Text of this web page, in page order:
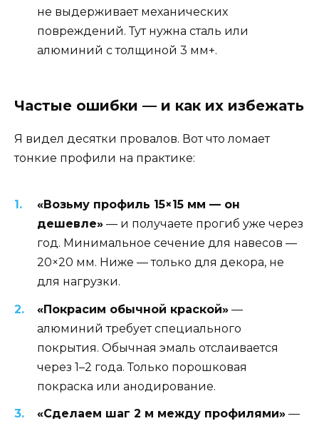
не выдерживает механических
повреждений. Тут нужна сталь или
алюминий с толщиной 3 мм+.
Частые ошибки — и как их избежать
Я видел десятки провалов. Вот что ломает
тонкие профили на практике:
«Возьму профиль 15×15 мм — он
дешевле» — и получаете прогиб уже через
год. Минимальное сечение для навесов —
20×20 мм. Ниже — только для декора, не
для нагрузки.
«Покрасим обычной краской» —
алюминий требует специального
покрытия. Обычная эмаль отслаивается
через 1–2 года. Только порошковая
покраска или анодирование.
«Сделаем шаг 2 м между профилями» —